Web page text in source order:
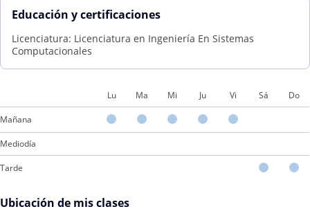
Educación y certificaciones
Licenciatura: Licenciatura en Ingeniería En Sistemas
Computacionales
Lu Ma Mi Ju Vi Sá Do
Mañana
Mediodía
Tarde
Ubicación de mis clases